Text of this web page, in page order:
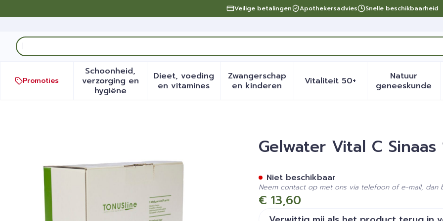
Veilige betalingen Apothekersadvies Snelle beschikbaarheid
Product, merk, categorie...
Promoties
Schoonheid,
verzorging en
hygiëneToon submenu voor Schoonheid, verzorging en hygiëne categorie
Dieet, voeding
en vitamines
Toon submenu voor Dieet, voeding en vitamines categorie
Zwangerschap
en kinderenToon submenu voor Zwangerschap en
Vitaliteit 50+Toon submenu voor
Natuur
geneeskunde
Toon
Gelwater Vital C Sinaas 12x125mlGelwater Vital C Sinaas
€ 13,60
Niet beschikbaar
Neem contact op met ons via telefoon of e-mail, dan